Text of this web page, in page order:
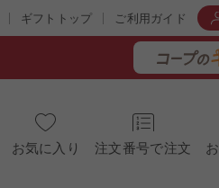
ギフトトップ ご利用ガイド
お気に入り 注文番号で注文